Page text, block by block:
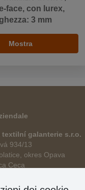
face, con lurex,
3 mm
Mostra
textilní galanterie s.r.o.
934/13
okres Opava
Ceca